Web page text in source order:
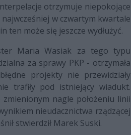
otrzymuje niepokojące
w czwartym kwartale
ten może się jeszcze wydłużyć.
Maria Wasiak za tego typu
za sprawy PKP - otrzymała
projekty nie przewidziały
trafiły pod istniejący wiadukt.
nagle położeniu linii
nieudacznictwa rządzącej
stwierdził Marek Suski.